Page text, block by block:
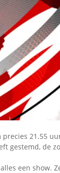
precies 21.55
gestemd, de
een show.